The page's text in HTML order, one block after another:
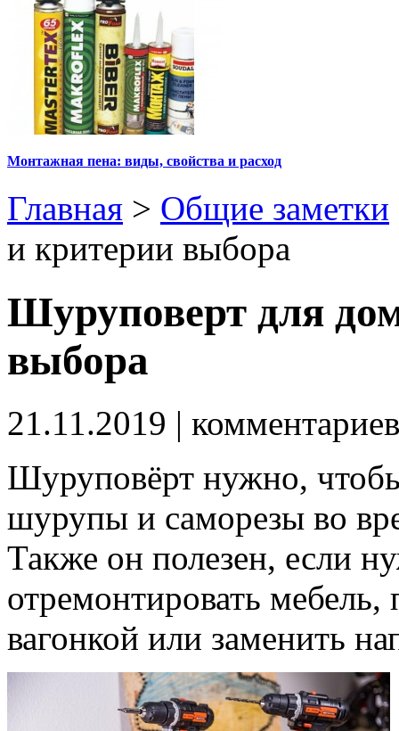
Монтажная пена: виды, свойства и расход
Главная > Общие заметки
и критерии выбора
Шуруповерт для
выбора
21.11.2019 |
Шуруповёрт нужно,
шурупы и саморезы во
Также он полезен, если
отремонтировать
вагонкой или заменить